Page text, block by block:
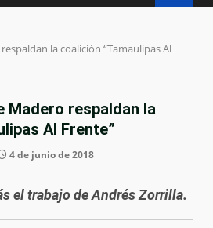
la coalición “Tamaulipas Al
Madero respaldan la
Al Frente”
4 de junio de 2018
el trabajo de Andrés Zorrilla.